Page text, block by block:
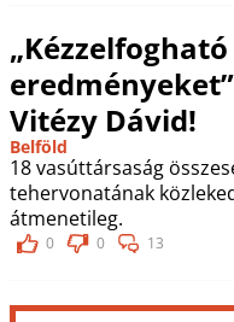
„Kézzelfogható
Vitézy Dávid!
Belföld
18 vasúttársaság
tehervonatának
átmenetileg.
0 0 13